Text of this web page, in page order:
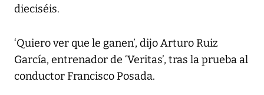
dieciséis.
‘Quiero ver que le ganen’, dijo Arturo Ruiz
García, entrenador de ‘Veritas’, tras la prueba al
conductor Francisco Posada.